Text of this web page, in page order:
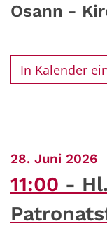
Osann -
In Kalender
28. Juni 2026:
11:00